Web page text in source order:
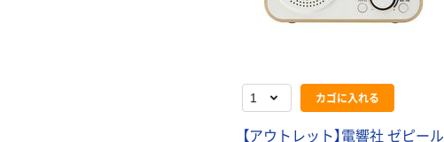
カゴに入れる
【アウトレット】電響社 ゼピール